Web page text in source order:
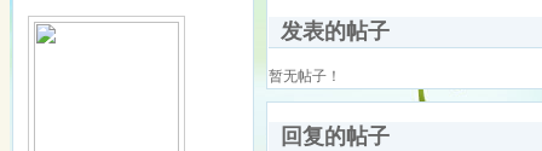
发表的帖子
暂无帖子！
回复的帖子